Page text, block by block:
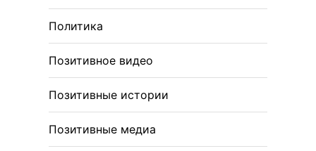
Политика
Позитивное видео
Позитивные истории
Позитивные медиа